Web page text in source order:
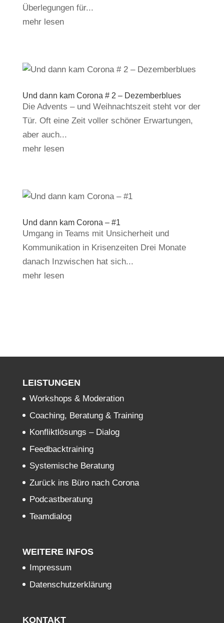
Überlegungen für...
mehr lesen
Und dann kam Corona # 2 – Dezemberblues
Die Advents – und Weihnachtszeit steht vor der
Tür. Oft eine Zeit voller schöner Erwartungen,
aber auch...
mehr lesen
Und dann kam Corona – #1
Umgang in Teams mit Unsicherheit und
Kommunikation in Krisenzeiten Drei Monate
danach Inzwischen hat sich...
mehr lesen
LEISTUNGEN
Workshops & Moderation
Coaching, Beratung & Training
Konfliktlösungs – Dialog
Feedbacktraining
Systemische Beratung
Zurück ins Büro nach Corona
Podcastberatung
Teamdialog
WEITERE INFOS
Impressum
Datenschutzerklärung
KONTAKT